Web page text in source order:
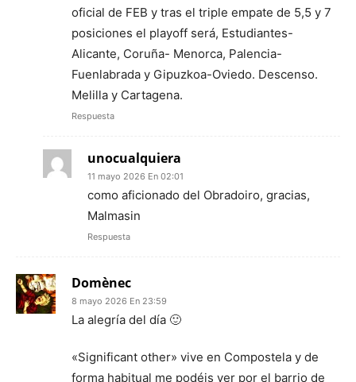
oficial de FEB y tras el triple empate de 5,5 y 7
posiciones el playoff será, Estudiantes-
Alicante, Coruña- Menorca, Palencia-
Fuenlabrada y Gipuzkoa-Oviedo. Descenso.
Melilla y Cartagena.
Respuesta
unocualquiera
11 mayo 2026 En 02:01
como aficionado del Obradoiro, gracias,
Malmasin
Respuesta
Domènec
8 mayo 2026 En 23:59
La alegría del día 🙂
«Significant other» vive en Compostela y de
forma habitual me podéis ver por el barrio de